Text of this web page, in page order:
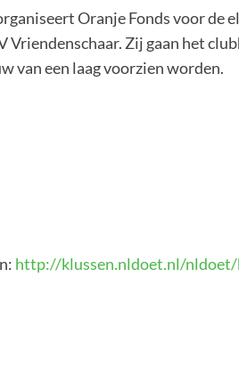
Oranje Fonds voor de
Zij gaan het
van een laag voorzien worden.
http://klussen.nldoet.nl/